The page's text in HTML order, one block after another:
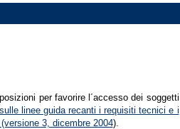
per favorire l´accesso dei soggetti
linee guida recanti i requisiti tecnici e i
3, dicembre 2004).